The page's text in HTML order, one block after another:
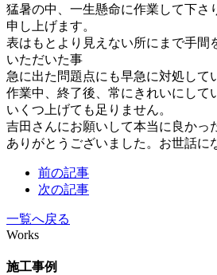
猛暑の中、一生懸命に作業して下さ
申し上げます。
表はもとより見えない所にまで手間
いただいた事
急に出た問題点にも早急に対処して
作業中、終了後、常にきれいにして
いくつ上げても足りません。
吉田さんにお願いして本当に良かっ
ありがとうございました。お世話に
前の記事
次の記事
一覧へ戻る
Works
施工事例